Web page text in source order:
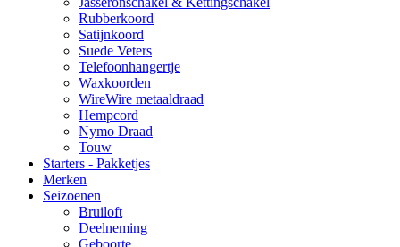
Rubberkoord
Satijnkoord
Suede Veters
Telefoonhangertje
Waxkoorden
WireWire metaaldraad
Hempcord
Nymo Draad
Touw
Starters - Pakketjes
Merken
Seizoenen
Bruiloft
Deelneming
Geboorte